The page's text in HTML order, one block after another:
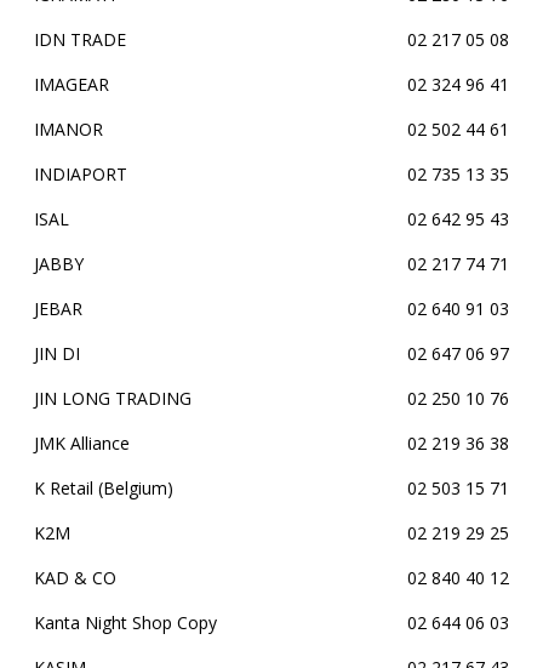
IDN TRADE
02 217 05 08
IMAGEAR
02 324 96 41
IMANOR
02 502 44 61
INDIAPORT
02 735 13 35
ISAL
02 642 95 43
JABBY
02 217 74 71
JEBAR
02 640 91 03
JIN DI
02 647 06 97
JIN LONG TRADING
02 250 10 76
JMK Alliance
02 219 36 38
K Retail (Belgium)
02 503 15 71
K2M
02 219 29 25
KAD & CO
02 840 40 12
Kanta Night Shop Copy
02 644 06 03